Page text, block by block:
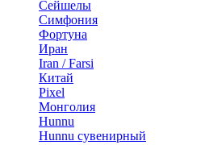
Сейшелы
Симфония
Фортуна
Иран
Iran / Farsi
Китай
Pixel
Монголия
Hunnu
Hunnu сувенирный